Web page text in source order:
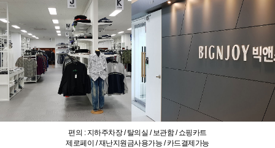
편의 : 지하주차장 / 탈의실 / 보관함 / 쇼핑카트
제로페이 / 재난지원금사용가능 / 카드결제가능